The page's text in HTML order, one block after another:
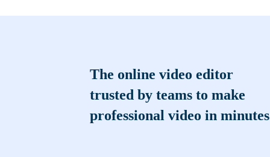
The online video editor
trusted by teams to make
professional video in minutes